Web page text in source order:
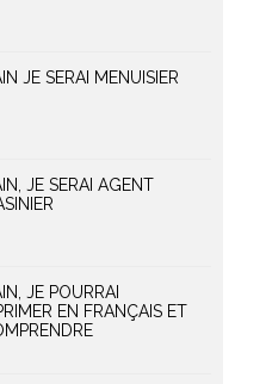
JE SERAI MENUISIER
JE SERAI AGENT
JE POURRAI
EN FRANÇAIS ET